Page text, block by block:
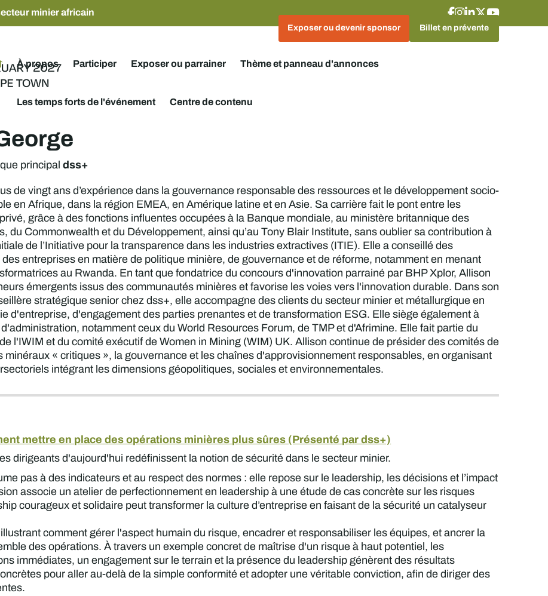
minier africain
Exposer ou devenir sponsor Billet en prévente
À propos Participer Exposer ou parrainer Thème et panneau d'annonces
Les temps forts de l'événement Centre de contenu
principaldss+
de vingt ans d’expérience dans la gouvernance responsable des ressources et le développement socio-
en Afrique, dans la région EMEA, en Amérique latine et en Asie. Sa carrière fait le pont entre les
grâce à des fonctions influentes occupées à la Banque mondiale, au ministère britannique des
du Commonwealth et du Développement, ainsi qu’au Tony Blair Institute, sans oublier sa contribution à
de l’Initiative pour la transparence dans les industries extractives (ITIE). Elle a conseillé des
entreprises en matière de politique minière, de gouvernance et de réforme, notamment en menant
au Rwanda. En tant que fondatrice du concours d'innovation parrainé par BHP Xplor, Allison
émergents issus des communautés minières et favorise les voies vers l'innovation durable. Dans son
stratégique senior chez dss+, elle accompagne des clients du secteur minier et métallurgique en
d'entreprise, d'engagement des parties prenantes et de transformation ESG. Elle siège également à
notamment ceux du World Resources Forum, de TMP et d'Afrimine. Elle fait partie du
l'IWIM et du comité exécutif de Women in Mining (WIM) UK. Allison continue de présider des comités de
minéraux « critiques », la gouvernance et les chaînes d'approvisionnement responsables, en organisant
intégrant les dimensions géopolitiques, sociales et environnementales.
mettre en place des opérations minières plus sûres (Présenté par dss+)
dirigeants d'aujourd'hui redéfinissent la notion de sécurité dans le secteur minier.
pas à des indicateurs et au respect des normes : elle repose sur le leadership, les décisions et l’impact
associe un atelier de perfectionnement en leadership à une étude de cas concrète sur les risques
courageux et solidaire peut transformer la culture d’entreprise en faisant de la sécurité un catalyseur
comment gérer l'aspect humain du risque, encadrer et responsabiliser les équipes, et ancrer la
des opérations. À travers un exemple concret de maîtrise d'un risque à haut potentiel, les
immédiates, un engagement sur le terrain et la présence du leadership génèrent des résultats
pour aller au-delà de la simple conformité et adopter une véritable conviction, afin de diriger des